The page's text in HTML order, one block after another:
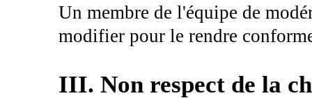
Un membre de l'équipe de
modifier pour le rendre
III. Non respect de la